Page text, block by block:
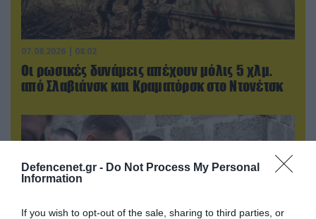
Defencenet.gr - Do Not Process My Personal
Information
If you wish to opt-out of the sale, sharing to third parties, or
07.08.2026 | 08:02
Οι ρωσικές δυνάμεις απέχουν μόλις 5 χλμ.
από Σλαβιάνσκ και Κραματόρσκ στο Ντονέτσκ